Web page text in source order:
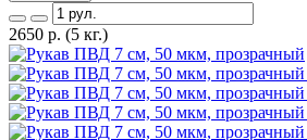
2650 р. (5 кг.)